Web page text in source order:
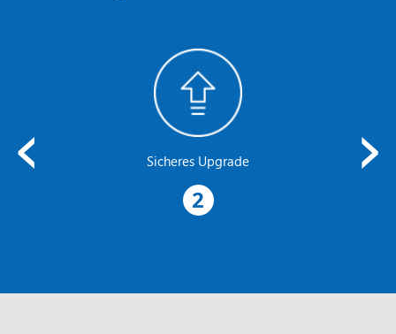
Sicheres Upgrade
2
‹ ›